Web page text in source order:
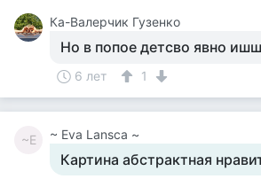
Ка-Валерчик Гузенко
Но в попое детсво явно
6 лет 1
~E ~ Eva Lansca ~
Картина абстрактная